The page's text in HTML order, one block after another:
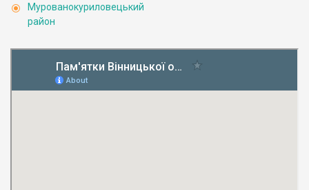
Мурованокуриловецький
район